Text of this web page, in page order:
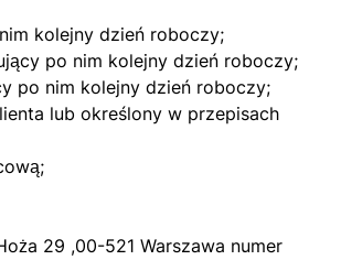
kolejny dzień roboczy;
po nim kolejny dzień roboczy;
po nim kolejny dzień roboczy;
lub określony w przepisach
29 ,00-521 Warszawa numer